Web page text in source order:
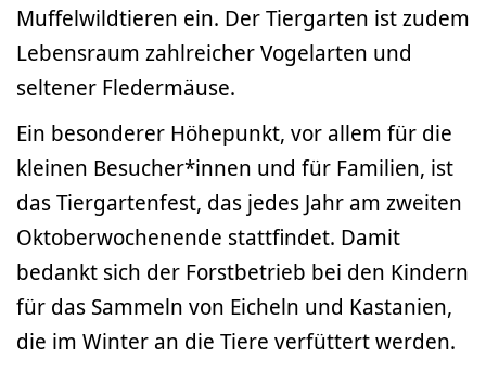
Muffelwildtieren ein. Der Tiergarten ist zudem
Lebensraum zahlreicher Vogelarten und
seltener Fledermäuse.
Ein besonderer Höhepunkt, vor allem für die
kleinen Besucher*innen und für Familien, ist
das Tiergartenfest, das jedes Jahr am zweiten
Oktoberwochenende stattfindet. Damit
bedankt sich der Forstbetrieb bei den Kindern
für das Sammeln von Eicheln und Kastanien,
die im Winter an die Tiere verfüttert werden.